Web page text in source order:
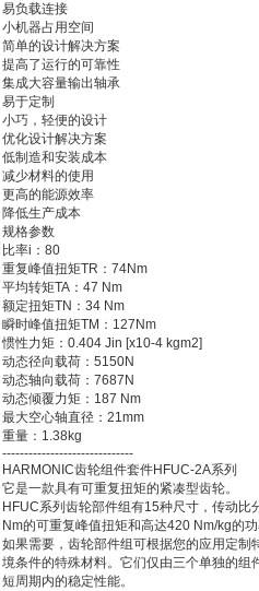
易负载连接
小机器占用空间
简单的设计解决方案
提高了运行的可靠性
集成大容量输出轴承
易于定制
小巧，轻便的设计
优化设计解决方案
低制造和安装成本
减少材料的使用
更高的能源效率
降低生产成本
规格参数
比率i：80
重复峰值扭矩TR：74Nm
平均转矩TA：47 Nm
额定扭矩TN：34 Nm
瞬时峰值扭矩TM：127Nm
惯性力矩：0.404 Jin [x10-4 kgm2]
动态径向载荷：5150N
动态轴向载荷：7687N
动态倾覆力矩：187 Nm
最大空心轴直径：21mm
重量：1.38kg
------------------------------
HARMONIC齿轮组件套件HFUC-2A系列
它是一款具有可重复扭矩的紧凑型齿轮。
HFUC系列齿轮部件组有15种尺寸，传动
Nm的可重复峰值扭矩和高达420 Nm/kg的
如果需要，齿轮部件组可根据您的应用定
境条件的特殊材料。它们仅由三个单独的
短周期内的稳定性能。